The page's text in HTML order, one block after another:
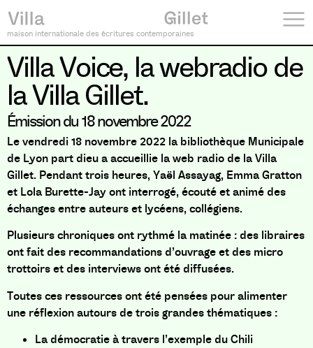
maison internationale des écritures contemporaines
Villa Voice, la webradio de
la Villa Gillet.
Émission du 18 novembre 2022
Le vendredi 18 novembre 2022 la bibliothèque Municipale
de Lyon part dieu a accueillie la web radio de la Villa
Gillet. Pendant trois heures, Yaël Assayag, Emma Gratton
et Lola Burette-Jay ont interrogé, écouté et animé des
échanges entre auteurs et lycéens, collégiens.
Plusieurs chroniques ont rythmé la matinée : des libraires
ont fait des recommandations d’ouvrage et des micro
trottoirs et des interviews ont été diffusées.
Toutes ces ressources ont été pensées pour alimenter
une réflexion autours de trois grandes thématiques :
La démocratie à travers l’exemple du Chili